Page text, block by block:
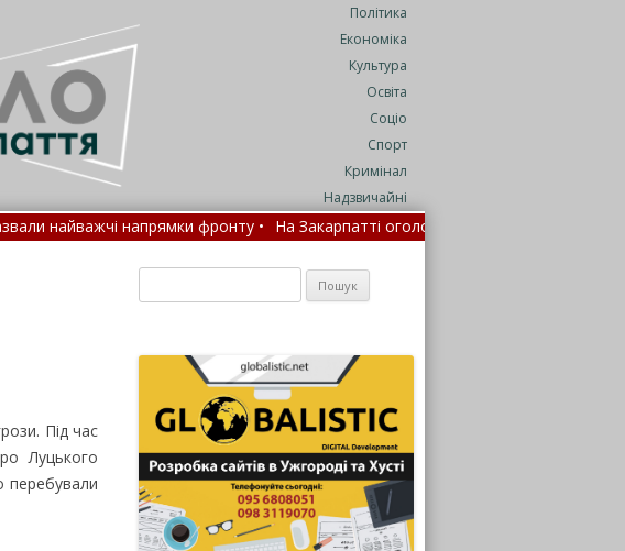
Політика
Економіка
Культура
Освіта
Соціо
Спорт
Кримінал
Надзвичайні
напрямки фронту •
На Закарпатті оголосили метеорологічне
поїздів 8 серпня •
Під час
Луцького
перебували